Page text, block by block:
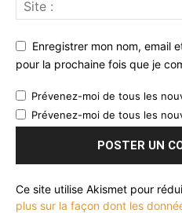
Enregistrer mon nom, email
pour la prochaine fois que je
Prévenez-moi de tous les
Prévenez-moi de tous les
Ce site utilise Akismet pour
plus sur la façon dont les